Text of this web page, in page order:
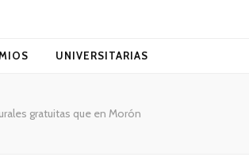
UNIVERSITARIAS
gratuitas que en Morón